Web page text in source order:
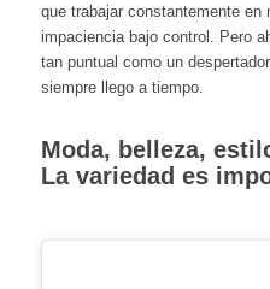
que trabajar constantemente
impaciencia bajo control. Pero
tan puntual como un
siempre llego a tiempo.
Moda, belleza,
La variedad es